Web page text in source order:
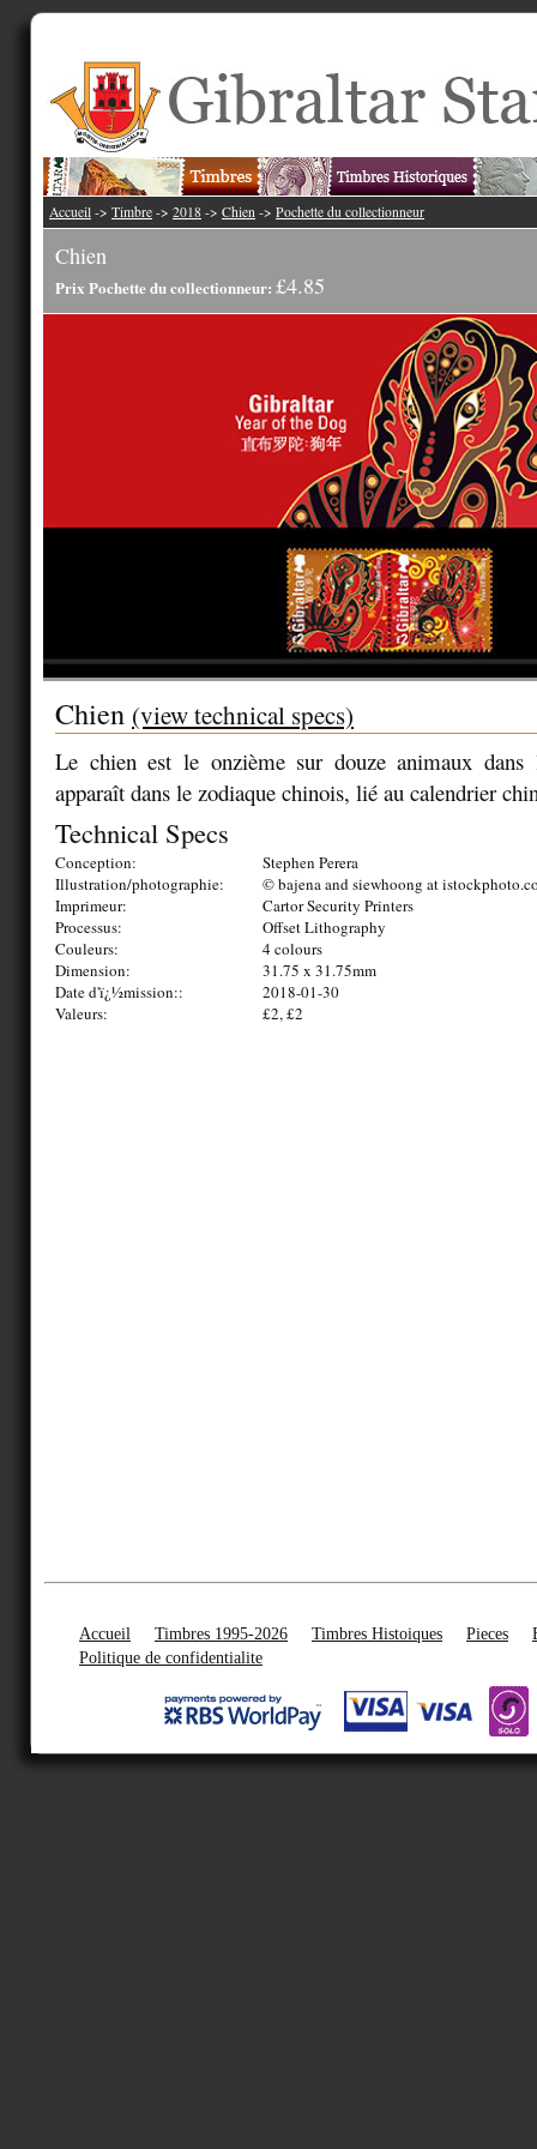
Accueil -> Timbre -> 2018 -> Chien -> Pochette du collectionneur
Chien
Prix Pochette du collectionneur: £4.85
Chien (view technical specs)
Le chien est le onzième sur douze animaux dans
apparaît dans le zodiaque chinois, lié au calendrier
Technical Specs
Conception:
Stephen Perera
Illustration/photographie:
© bajena and siewhoong at
Imprimeur:
Cartor Security Printers
Processus:
Offset Lithography
Couleurs:
4 colours
Dimension:
31.75 x 31.75mm
Date d'ï¿½mission::
2018-01-30
Valeurs:
£2, £2
Accueil Timbres 1995-2026 Timbres Histoiques Pieces
Politique de confidentialite